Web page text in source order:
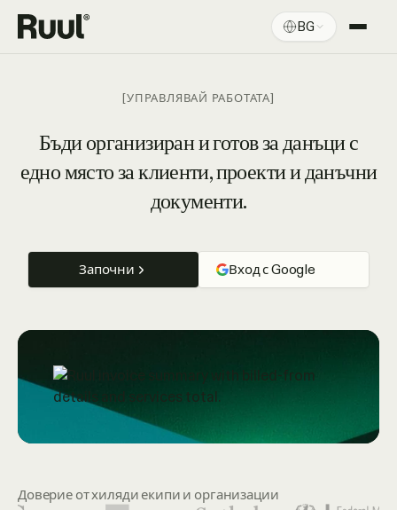
Начална страница на Ruul BG
Ресурси
[УПРАВЛЯВАЙ РАБОТАТА]
Бъди организиран и готов за данъци с
едно място за клиенти, проекти и данъчни
документи.
Започни Вход с Google
Доверие от хиляди екипи и организации